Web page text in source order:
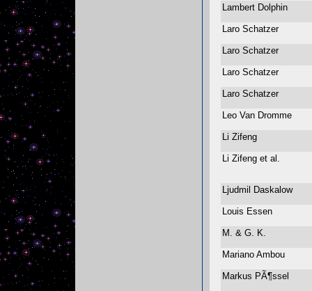
Lambert Dolphin
Laro Schatzer
Laro Schatzer
Laro Schatzer
Laro Schatzer
Leo Van Dromme
Li Zifeng
Li Zifeng et al.
Ljudmil Daskalow
Louis Essen
M. & G. K.
Mariano Ambou
Markus PÃ¶ssel